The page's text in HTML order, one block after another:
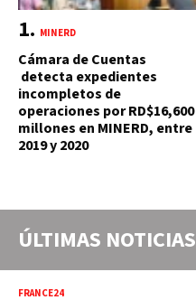
MINERD
Cámara de Cuentas
detecta expedientes
incompletos de
operaciones por RD$16,600
millones en MINERD, entre
2019 y 2020
ÚLTIMAS NOTICIAS
FRANCE24